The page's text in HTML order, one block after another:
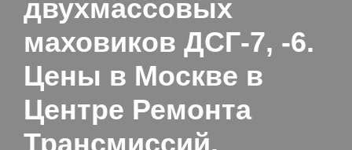
двухмассовых
маховиков ДСГ-7, -6.
Цены в Москве в
Центре Ремонта
Трансмиссий.